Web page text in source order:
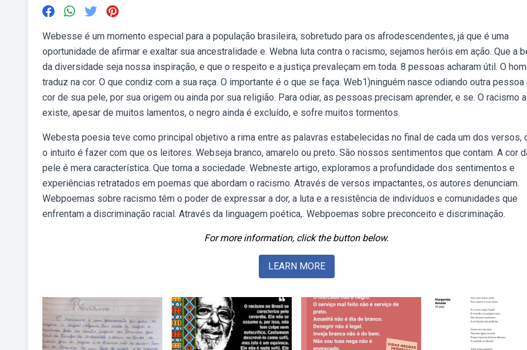
Webesse é um momento especial para a população brasileira, sobretudo para os afrodescendentes, já que é uma
oportunidade de afirmar e exaltar sua ancestralidade e. Webna luta contra o racismo, sejamos heróis em ação. Que a
da diversidade seja nossa inspiração, e que o respeito e a justiça prevaleçam em toda. 8 pessoas acharam útil. O
traduz na cor. O que condiz com a sua raça. O importante é o que se faça. Web1)ninguém nasce odiando outra pessoa
cor de sua pele, por sua origem ou ainda por sua religião. Para odiar, as pessoas precisam aprender, e se. O racismo
existe, apesar de muitos lamentos, o negro ainda é excluído, e sofre muitos tormentos.
Webesta poesia teve como principal objetivo a rima entre as palavras estabelecidas no final de cada um dos versos,
o intuito é fazer com que os leitores. Webseja branco, amarelo ou preto. São nossos sentimentos que contam. A cor
pele é mera característica. Que torna a sociedade. Webneste artigo, exploramos a profundidade dos sentimentos e
experiências retratados em poemas que abordam o racismo. Através de versos impactantes, os autores denunciam.
Webpoemas sobre racismo têm o poder de expressar a dor, a luta e a resistência de indivíduos e comunidades que
enfrentam a discriminação racial. Através da linguagem poética,. Webpoemas sobre preconceito e discriminação.
For more information, click the button below.
LEARN MORE